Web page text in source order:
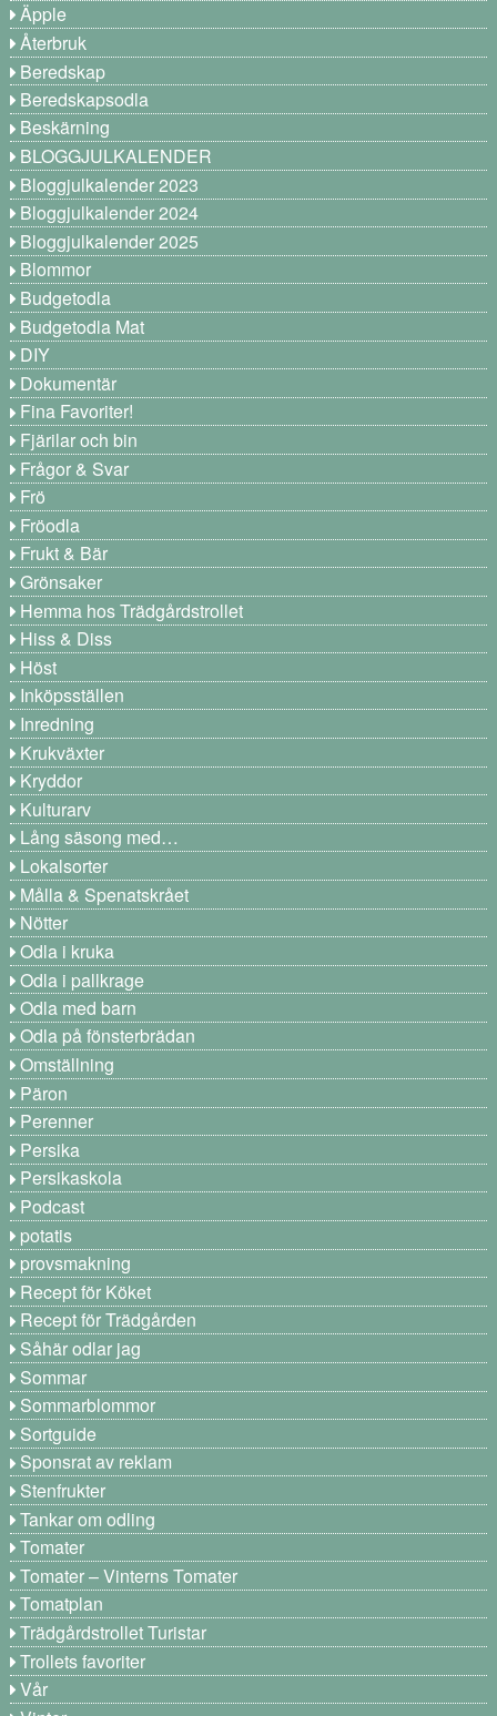
Äpple
Återbruk
Beredskap
Beredskapsodla
Beskärning
BLOGGJULKALENDER
Bloggjulkalender 2023
Bloggjulkalender 2024
Bloggjulkalender 2025
Blommor
Budgetodla
Budgetodla Mat
DIY
Dokumentär
Fina Favoriter!
Fjärilar och bin
Frågor & Svar
Frö
Fröodla
Frukt & Bär
Grönsaker
Hemma hos Trädgårdstrollet
Hiss & Diss
Höst
Inköpsställen
Inredning
Krukväxter
Kryddor
Kulturarv
Lång säsong med…
Lokalsorter
Målla & Spenatskrået
Nötter
Odla i kruka
Odla i pallkrage
Odla med barn
Odla på fönsterbrädan
Omställning
Päron
Perenner
Persika
Persikaskola
Podcast
potatis
provsmakning
Recept för Köket
Recept för Trädgården
Såhär odlar jag
Sommar
Sommarblommor
Sortguide
Sponsrat av reklam
Stenfrukter
Tankar om odling
Tomater
Tomater – Vinterns Tomater
Tomatplan
Trädgårdstrollet Turistar
Trollets favoriter
Vår